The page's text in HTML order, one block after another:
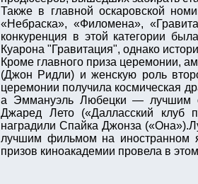
Также в главной оскаровской
«Небраска», «Филомена»,
конкуренция в этой категории
Куарона "Гравитация", однако
Кроме главного приза церемонии,
(Джон Ридли) и женскую роль
церемонии получила космическая
а Эммануэль Любецки — лучшим
Джаред Лето («Далласский клуб
наградили Спайка Джонза
лучшим фильмом на иностранном
призов киноакадемии провела в